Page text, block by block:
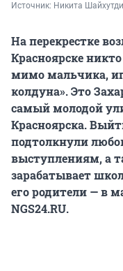
Источник: Никита
На перекрестке
Красноярске
мимо мальчика,
колдуна». Это
самый молодой
Красноярска.
подтолкнули
выступлениям, а
зарабатывает
его родители — в
NGS24.RU.